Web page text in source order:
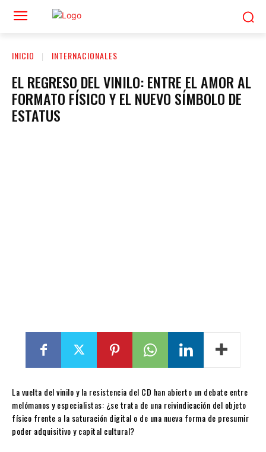
INICIO INTERNACIONALES
EL REGRESO DEL VINILO: ENTRE EL AMOR AL
FORMATO FÍSICO Y EL NUEVO SÍMBOLO DE
ESTATUS
La vuelta del vinilo y la resistencia del CD han abierto un debate entre
melómanos y especialistas: ¿se trata de una reivindicación del objeto
físico frente a la saturación digital o de una nueva forma de presumir
poder adquisitivo y capital cultural?